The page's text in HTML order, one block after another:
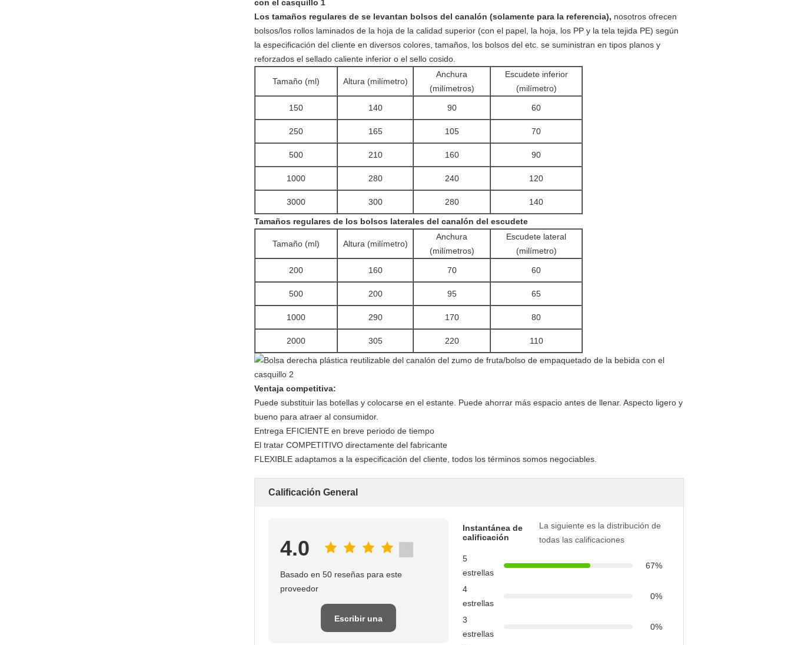
Los tamaños regulares de se levantan bolsos del canalón (solamente para la referencia), nosotros ofrecen
bolsos/los rollos laminados de la hoja de la calidad superior (con el papel, la hoja, los PP y la tela tejida PE) según
la especificación del cliente en diversos colores, tamaños, los bolsos del etc. se suministran en tipos planos y
reforzados el sellado caliente inferior o el sello cosido.
Tamaño (ml) Altura (milímetro)
Anchura
(milímetros)
Escudete inferior
(milímetro)
150 140 90 60
250 165 105 70
500 210 160 90
1000 280 240 120
3000 300 280 140
Tamaños regulares de los bolsos laterales del canalón del escudete
Tamaño (ml) Altura (milímetro)
Anchura
(milímetros)
Escudete lateral
(milímetro)
200 160 70 60
500 200 95 65
1000 290 170 80
2000 305 220 110
Ventaja competitiva:
Puede substituir las botellas y colocarse en el estante. Puede ahorrar más espacio antes de llenar. Aspecto ligero y
bueno para atraer al consumidor.
Entrega EFICIENTE en breve periodo de tiempo
El tratar COMPETITIVO directamente del fabricante
FLEXIBLE adaptamos a la especificación del cliente, todos los términos somos negociables.
Calificación General
4.0
Basado en 50 reseñas para este
proveedor
Escribir una
Instantánea de
calificación
La siguiente es la distribución de
todas las calificaciones
5
estrellas
67%
4
estrellas
0%
3
estrellas
0%